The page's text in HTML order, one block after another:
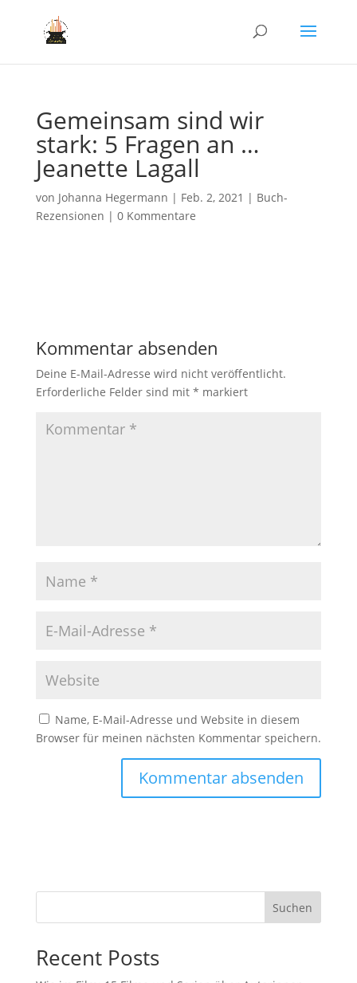
Gemeinsam sind wir
stark: 5 Fragen an …
Jeanette Lagall
von Johanna Hegermann | Feb. 2, 2021 | Buch-
Rezensionen | 0 Kommentare
Kommentar absenden
Deine E-Mail-Adresse wird nicht veröffentlicht.
Erforderliche Felder sind mit * markiert
Name, E-Mail-Adresse und Website in diesem
Browser für meinen nächsten Kommentar speichern.
Suchen
Recent Posts